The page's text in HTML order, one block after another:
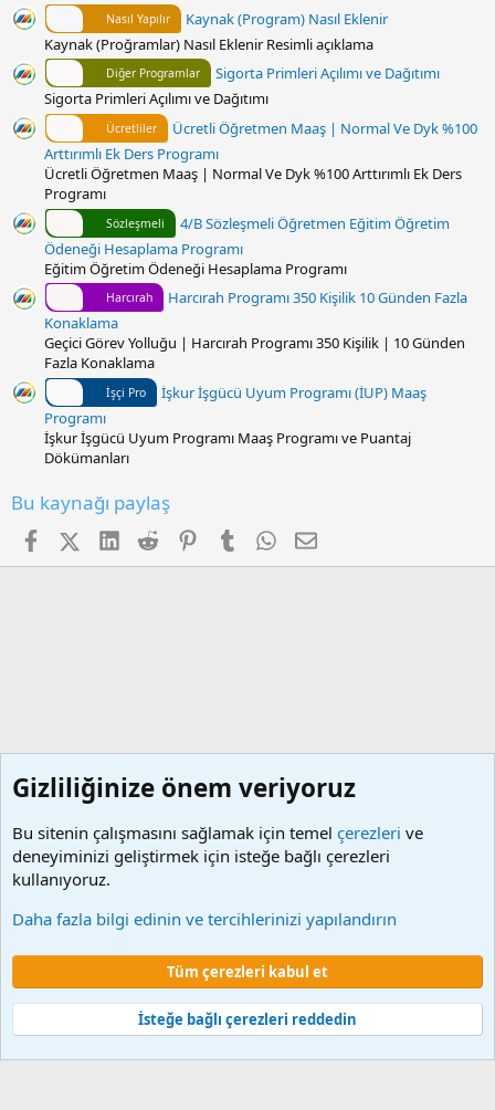
Nasıl Yapılır
Kaynak (Program) Nasıl Eklenir
Kaynak (Proğramlar) Nasıl Eklenir Resimli açıklama
Diğer Programlar
Sigorta Primleri Açılımı ve Dağıtımı
Sigorta Primleri Açılımı ve Dağıtımı
Ücretliler
Ücretli Öğretmen Maaş | Normal Ve Dyk %100
Arttırımlı Ek Ders Programı
Ücretli Öğretmen Maaş | Normal Ve Dyk %100 Arttırımlı Ek Ders
Programı
Sözleşmeli
4/B Sözleşmeli Öğretmen Eğitim Öğretim
Ödeneği Hesaplama Programı
Eğitim Öğretim Ödeneği Hesaplama Programı
Harcırah
Harcırah Programı 350 Kişilik 10 Günden Fazla
Konaklama
Geçici Görev Yolluğu | Harcırah Programı 350 Kişilik | 10 Günden
Fazla Konaklama
İşçi Pro
İşkur İşgücü Uyum Programı (İUP) Maaş
Programı
İşkur İşgücü Uyum Programı Maaş Programı ve Puantaj
Dökümanları
Bu kaynağı paylaş
FacebookX (Twitter)
LinkedIn
Reddit PinterestTumblr WhatsApp
E-posta
Çerezler
Şartlar ve kurallar
Gizlilik politikası Yardım Ana sayfa
Community platform by XenForo © 2010-2024 XenForo Ltd.
Türkçe yama 🇹🇷 [XGT] Yazılım ve web hizmetleri 2014-2024
Gizliliğinize önem veriyoruz
Bu sitenin çalışmasını sağlamak için temel çerezleri ve
deneyiminizi geliştirmek için isteğe bağlı çerezleri
kullanıyoruz.
Daha fazla bilgi edinin ve tercihlerinizi yapılandırın
Tüm çerezleri kabul et
İsteğe bağlı çerezleri reddedin